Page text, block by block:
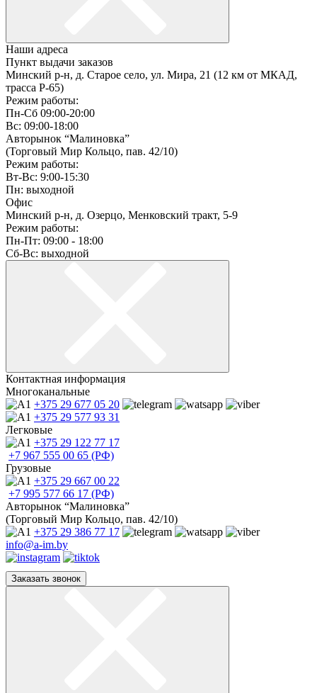
Наши адреса
Пункт выдачи заказов
Минский р-н, д. Старое село, ул. Мира, 21 (12 км от МКАД,
трасса P-65)
Режим работы:
Пн-Сб 09:00-20:00
Вс: 09:00-18:00
Авторынок “Малиновка”
(Торговый Мир Кольцо, пав. 42/10)
Режим работы:
Вт-Вс: 9:00-15:30
Пн: выходной
Офис
Минский р-н, д. Озерцо, Менковский тракт, 5-9
Режим работы:
Пн-Пт: 09:00 - 18:00
Сб-Вс: выходной
Контактная информация
Многоканальные
+375 29 677 05 20
+375 29 577 93 31
Легковые
+375 29 122 77 17
+7 967 555 00 65 (РФ)
Грузовые
+375 29 667 00 22
+7 995 577 66 17 (РФ)
Авторынок “Малиновка”
(Торговый Мир Кольцо, пав. 42/10)
+375 29 386 77 17
info@a-im.by
Заказать звонок